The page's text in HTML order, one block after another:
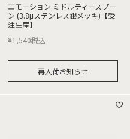
エモーション ミドルティースプー
ン (3.8μステンレス銀メッキ)【受
注生産】
¥1,540税込
再入荷お知らせ